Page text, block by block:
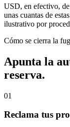
USD, en efectivo,
unas cuantas de
ilustrativo por
Cómo se cierra la
Apunta la
reserva.
01
Reclama tus